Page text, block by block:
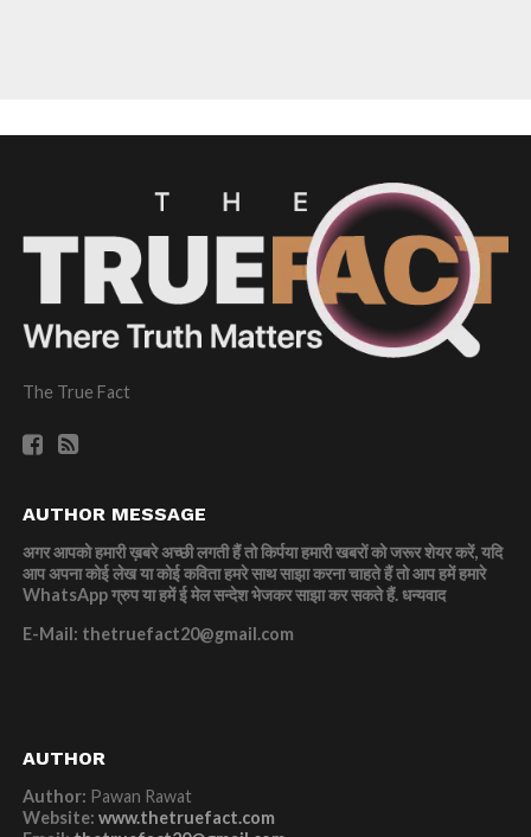
The True Fact
AUTHOR MESSAGE
अगर आपको हमारी ख़बरे अच्छी लगती हैं तो किर्पया हमारी खबरों को जरूर शेयर करें, यदि
आप अपना कोई लेख या कोई कविता हमरे साथ साझा करना चाहते हैं तो आप हमें हमारे
WhatsApp ग्रुप या हमें ई मेल सन्देश भेजकर साझा कर सकते हैं.धन्यवाद
E-Mail: thetruefact20@gmail.com
AUTHOR
Author: Pawan Rawat
Website: www.thetruefact.com